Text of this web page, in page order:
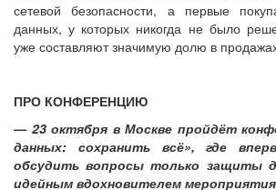
сетевой безопасности, а первые
данных, у которых никогда не было
уже составляют значимую долю в
ПРО КОНФЕРЕНЦИЮ
— 23 октября в Москве пройдёт
данных: сохранить всё», где
обсудить вопросы только защиты
идейным вдохновителем